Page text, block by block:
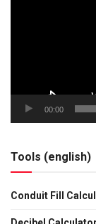
00:00
Tools (english)
Conduit Fill